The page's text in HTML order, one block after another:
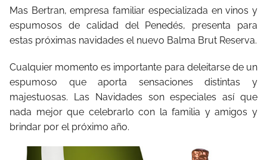
Mas Bertran, empresa familiar especializada en vinos y
espumosos de calidad del Penedés, presenta para
estas próximas navidades el nuevo Balma Brut Reserva.
Cualquier momento es importante para deleitarse de un
espumoso que aporta sensaciones distintas y
majestuosas. Las Navidades son especiales así que
nada mejor que celebrarlo con la familia y amigos y
brindar por el próximo año.